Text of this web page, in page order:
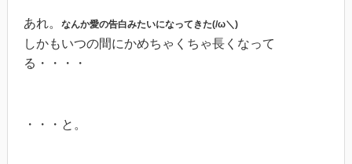
あれ。 なんか愛の告白みたいになってきた(/ω＼)
しかもいつの間にかめちゃくちゃ長くなって
る・・・・
・・・と。